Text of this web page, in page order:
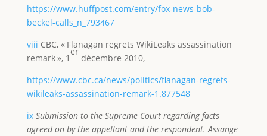
https://www.huffpost.com/entry/fox-news-bob-
beckel-calls_n_793467
viii CBC, « Flanagan regrets WikiLeaks assassination
remark », 1
er
décembre 2010,
https://www.cbc.ca/news/politics/flanagan-regrets-
wikileaks-assassination-remark-1.877548
ix Submission to the Supreme Court regarding facts
agreed on by the appellant and the respondent.Assange